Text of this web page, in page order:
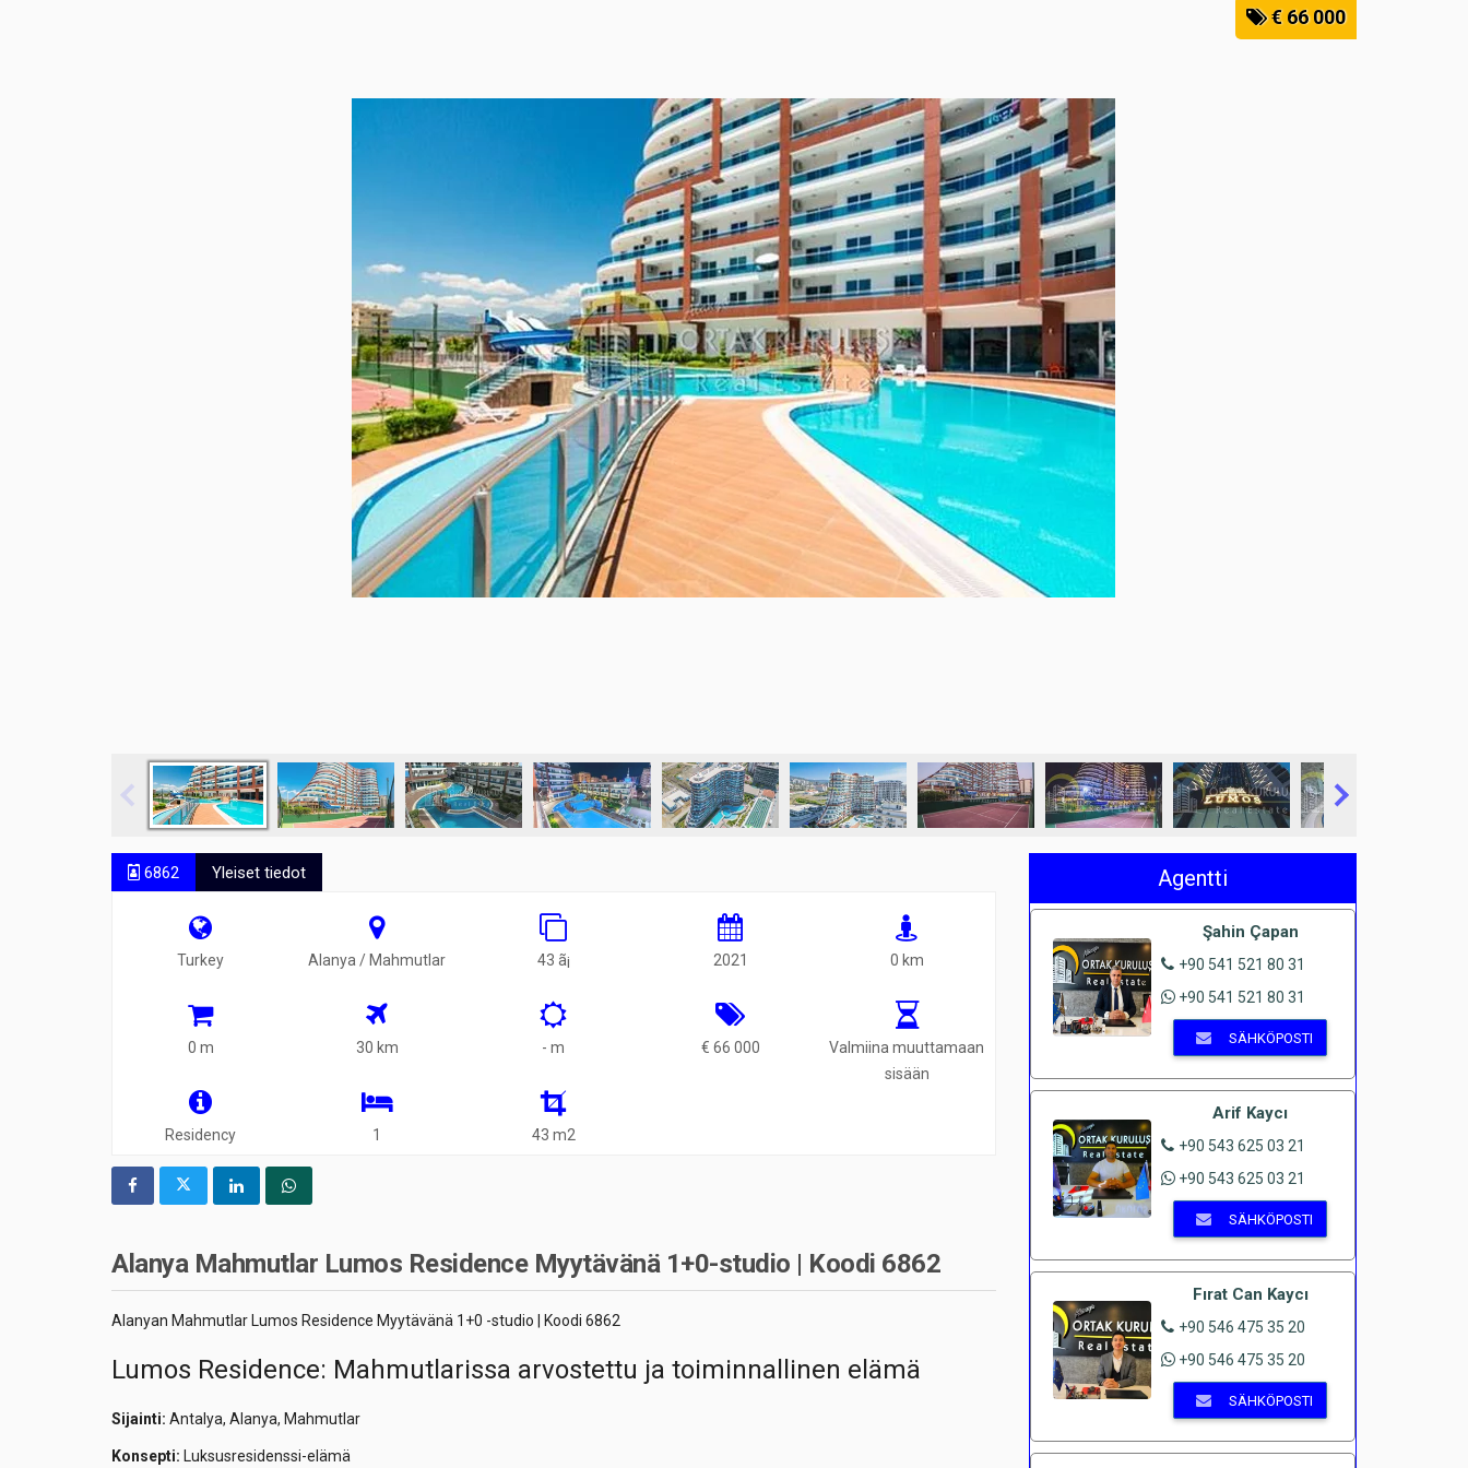
€ 66 000
6862 Yleiset tiedot
Turkey Alanya / Mahmutlar 43 ã¡ 2021 0 km
0 m 30 km - m € 66 000
Valmiina muuttamaan
sisään
Residency 1 43 m2
Alanya Mahmutlar Lumos Residence Myytävänä 1+0-studio | Koodi 6862
Alanyan Mahmutlar Lumos Residence Myytävänä 1+0 -studio | Koodi 6862
Lumos Residence: Mahmutlarissa arvostettu ja toiminnallinen elämä
Sijainti: Antalya, Alanya, Mahmutlar
Konsepti: Luksusresidenssi-elämä
Agentti
Şahin Çapan
+90 541 521 80 31
+90 541 521 80 31
SÄHKÖPOSTI
Arif Kaycı
+90 543 625 03 21
+90 543 625 03 21
SÄHKÖPOSTI
Fırat Can Kaycı
+90 546 475 35 20
+90 546 475 35 20
SÄHKÖPOSTI